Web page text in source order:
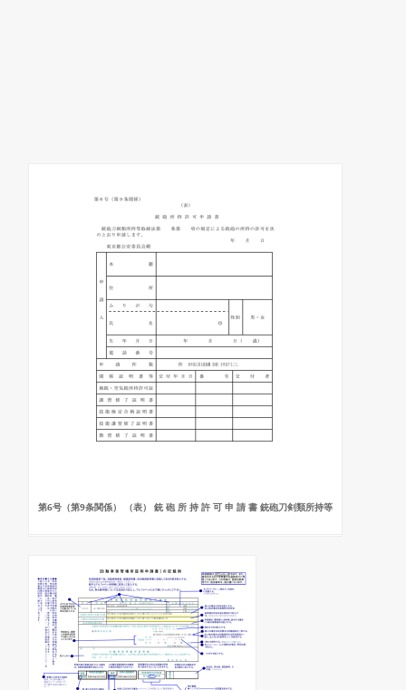
第6号（第9条関係） （表） 銃 砲 所 持 許 可 申 請 書 銃砲刀剣類所持等